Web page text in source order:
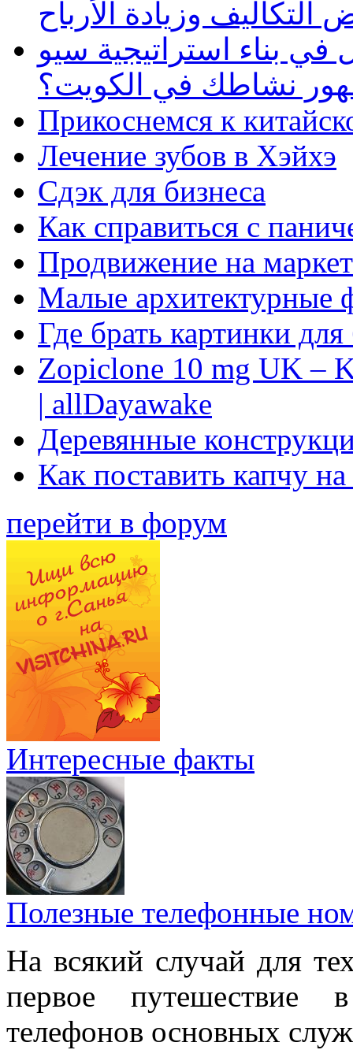
وزيادة الأرباح
بناء استراتيجية سيو
نشاطك في الكويت؟
Прикоснемся к
Лечение зубов в Хэйхэ
Сдэк для бизнеса
Как справиться с
Продвижение на
Малые архитектурные
Где брать картинки
Zopiclone 10 mg UK –
| allDayawake
Деревянные
Как поставить капчу
перейти в форум
Интересные факты
Полезные телефонные
На всякий случай для
первое путешествие
телефонов основных